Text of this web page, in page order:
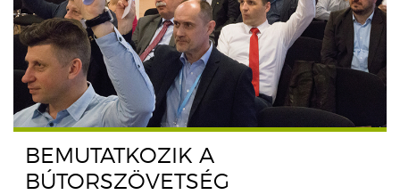
BEMUTATKOZIK A
BÚTORSZÖVETSÉG